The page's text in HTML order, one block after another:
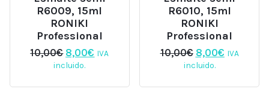
R6009, 15ml
RONIKI
Professional
10,00€ El
precio
era:
8,00€ El
es:
IVA
incluido.
R6010, 15ml
RONIKI
Professional
10,00€ El
precio
era:
8,00€El
es:
IVA
incluido.